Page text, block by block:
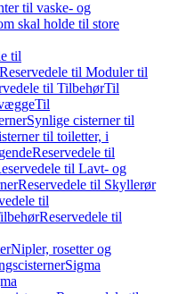
til vaske- og
skal holde til store
til
Reservedele til Moduler til
til TilbehørTil
Til
Synlige cisterner til
til toiletter, i
Reservedele til
til Lavt- og
Reservedele til Skyllerør
til
Reservedele til
Nipler, rosetter og
Sigma